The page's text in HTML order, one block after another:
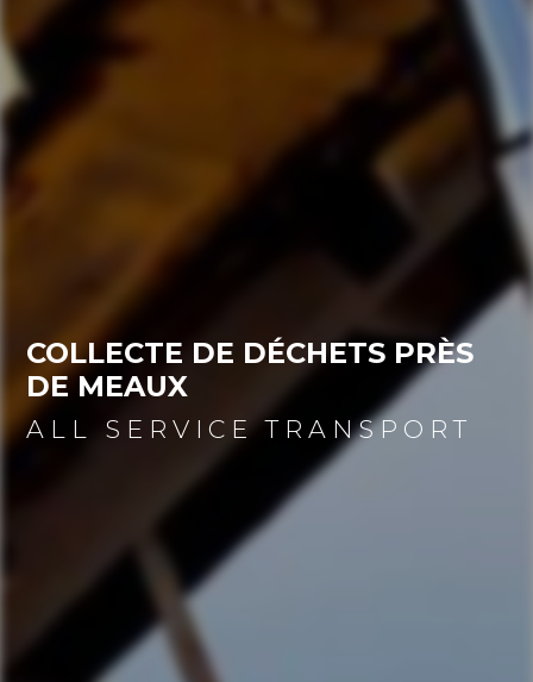
COLLECTE DE DÉCHETS PRÈS
DE MEAUX
ALL SERVICE TRANSPORT